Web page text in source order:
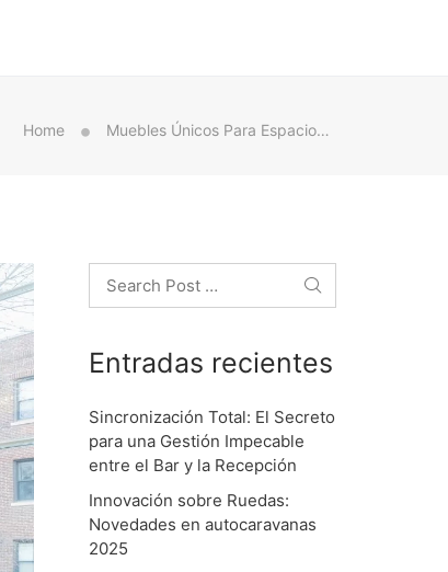
Home Muebles Únicos Para Espacios Únicos: Explora Las Opciones De Muebles A Medida En Zaragoza
Entradas recientes
Sincronización Total: El Secreto
para una Gestión Impecable
entre el Bar y la Recepción
Innovación sobre Ruedas:
Novedades en autocaravanas
2025